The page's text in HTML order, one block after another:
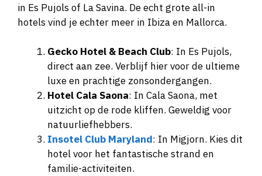
in Es Pujols of La Savina. De echt grote all-in
hotels vind je echter meer in Ibiza en Mallorca.
Gecko Hotel & Beach Club: In Es Pujols,
direct aan zee. Verblijf hier voor de ultieme
luxe en prachtige zonsondergangen.
Hotel Cala Saona: In Cala Saona, met
uitzicht op de rode kliffen. Geweldig voor
natuurliefhebbers.
Insotel Club Maryland: In Migjorn. Kies dit
hotel voor het fantastische strand en
familie-activiteiten.